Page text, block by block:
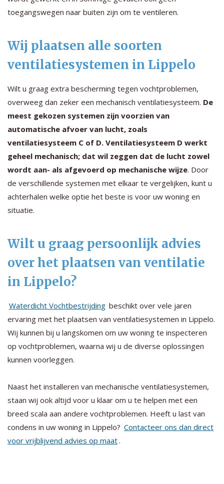
toegangswegen naar buiten zijn om te ventileren.
Wij plaatsen alle soorten
ventilatiesystemen in Lippelo
Wilt u graag extra bescherming tegen vochtproblemen,
overweeg dan zeker een mechanisch ventilatiesysteem. De
meest gekozen systemen zijn voorzien van
automatische afvoer van lucht, zoals
ventilatiesysteem C of D. Ventilatiesysteem D werkt
geheel mechanisch; dat wil zeggen dat de lucht zowel
wordt aan- als afgevoerd op mechanische wijze. Door
de verschillende systemen met elkaar te vergelijken, kunt u
achterhalen welke optie het beste is voor uw woning en
situatie.
Wilt u graag persoonlijk advies
over het plaatsen van ventilatie
in Lippelo?
Waterdicht Vochtbestrijding beschikt over vele jaren
ervaring met het plaatsen van ventilatiesystemen in Lippelo.
Wij kunnen bij u langskomen om uw woning te inspecteren
op vochtproblemen, waarna wij u de diverse oplossingen
kunnen voorleggen.
Naast het installeren van mechanische ventilatiesystemen,
staan wij ook altijd voor u klaar om u te helpen met een
breed scala aan andere vochtproblemen. Heeft u last van
condens in uw woning in Lippelo? Contacteer ons dan direct
voor vrijblijvend advies op maat .